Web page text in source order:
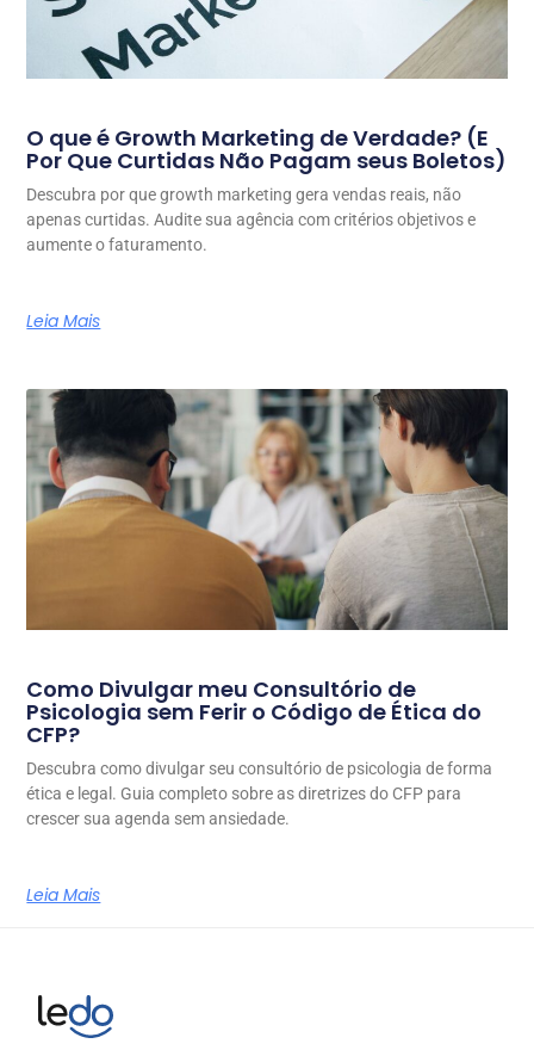
O que é Growth Marketing de Verdade? (E
Por Que Curtidas Não Pagam seus Boletos)
Descubra por que growth marketing gera vendas reais, não
apenas curtidas. Audite sua agência com critérios objetivos e
aumente o faturamento.
Leia Mais
Como Divulgar meu Consultório de
Psicologia sem Ferir o Código de Ética do
CFP?
Descubra como divulgar seu consultório de psicologia de forma
ética e legal. Guia completo sobre as diretrizes do CFP para
crescer sua agenda sem ansiedade.
Leia Mais